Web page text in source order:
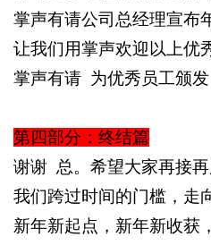
掌声有请公司总经理宣布
让我们用掌声欢迎以上优
掌声有请 为优秀员工颁
第四部分：终结篇
谢谢 总。希望大家再接
我们跨过时间的门槛，走
新年新起点，新年新收获